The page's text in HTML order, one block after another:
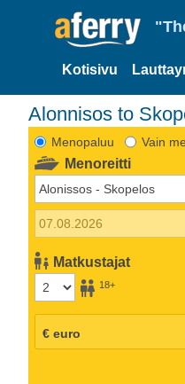
Kotisivu
Alonnisos to
Menopaluu Vain
Menoreitti
Matkustajat
18+